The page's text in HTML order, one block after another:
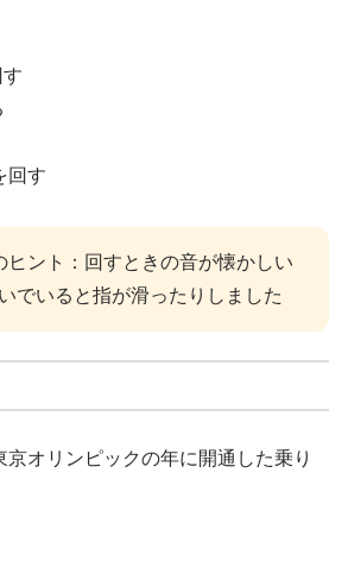
回す
ヒント：回すときの音が懐かしい
でいると指が滑ったりしました
京オリンピックの年に開通した乗り